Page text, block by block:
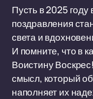
Пусть в 2025
поздравления
света и
И помните, что в
Воистину
смысл, который
наполняет их